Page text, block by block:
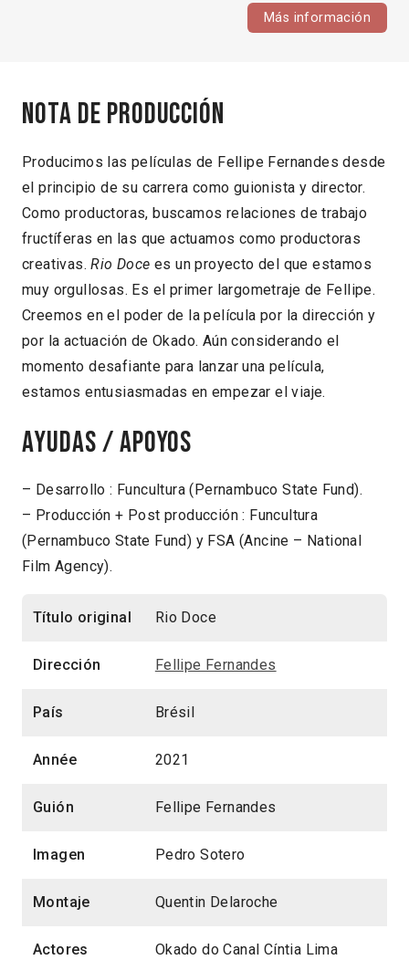
Más información
Nota de producción
Producimos las películas de Fellipe Fernandes desde
el principio de su carrera como guionista y director.
Como productoras, buscamos relaciones de trabajo
fructíferas en las que actuamos como productoras
creativas.Rio Doce es un proyecto del que estamos
muy orgullosas. Es el primer largometraje de Fellipe.
Creemos en el poder de la película por la dirección y
por la actuación de Okado. Aún considerando el
momento desafiante para lanzar una película,
estamos entusiasmadas en empezar el viaje.
Ayudas / Apoyos
– Desarrollo : Funcultura (Pernambuco State Fund).
– Producción + Post producción : Funcultura
(Pernambuco State Fund) y FSA (Ancine – National
Film Agency).
Título original Rio Doce
Dirección Fellipe Fernandes
País Brésil
Année 2021
Guión Fellipe Fernandes
Imagen Pedro Sotero
Montaje Quentin Delaroche
Actores
Okado do Canal Cíntia Lima